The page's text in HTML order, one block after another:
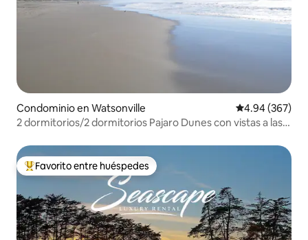
Condominio en Watsonville Calificación
4.94 (367)
2 dormitorios/2 dormitorios Pajaro Dunes con vistas a las
De los mejores en Favorito entre huéspedes
Favorito entre huéspedes